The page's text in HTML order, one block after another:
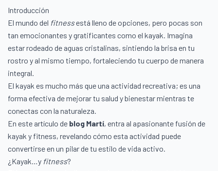
Introducción
El mundo del fitnessestá lleno de opciones, pero pocas son
tan emocionantes y gratificantes como el kayak. Imagina
estar rodeado de aguas cristalinas, sintiendo la brisa en tu
rostro y al mismo tiempo, fortaleciendo tu cuerpo de manera
integral.
El kayak es mucho más que una actividad recreativa; es una
forma efectiva de mejorar tu salud y bienestar mientras te
conectas con la naturaleza.
En este artículo de blog Martí, entra al apasionante fusión de
kayak y fitness, revelando cómo esta actividad puede
convertirse en un pilar de tu estilo de vida activo.
¿Kayak…y fitness?